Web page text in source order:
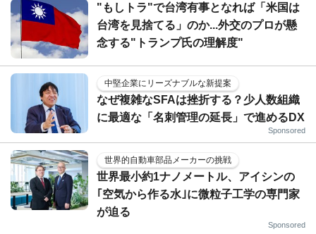
"もしトラ"で台湾有事となれば「米国は
台湾を見捨てる」のか...外交のプロが懸
念する"トランプ氏の理解度"
中堅企業にリーズナブルな新提案
なぜ複雑なSFAは挫折する？少人数組織
に最適な「名刺管理の延長」で進めるDX
Sponsored
世界的自動車部品メーカーの挑戦
世界最小約1ナノメートル、アイシンの
｢空気から作る水｣に微粒子工学の専門家
が迫る
Sponsored